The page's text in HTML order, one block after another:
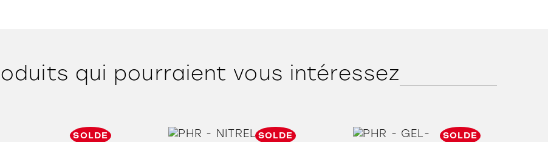
qui pourraient vous intéressez
SOLDE SOLDE SOLDE